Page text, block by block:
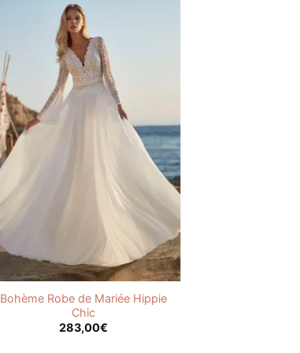
Bohème Robe de Mariée Hippie
Chic
283,00€